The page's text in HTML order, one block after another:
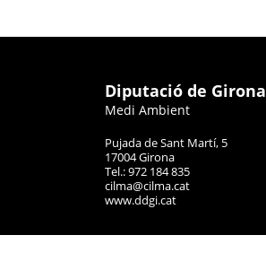
Diputació de Girona
Medi Ambient
Pujada de Sant Martí, 5
17004 Girona
Tel.: 972 184 835
cilma@cilma.cat
www.ddgi.cat